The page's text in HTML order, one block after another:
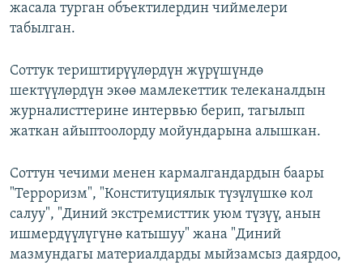
жасала турган объектилердин чиймелери
табылган.
Соттук териштирүүлөрдүн жүрүшүндө
шектүүлөрдүн экөө мамлекеттик телеканалдын
журналисттерине интервью берип, тагылып
жаткан айыптоолорду мойундарына алышкан.
Соттун чечими менен кармалгандардын баары
"Терроризм", "Конституциялык түзүлүшкө кол
салуу", "Диний экстремисттик уюм түзүү, анын
ишмердүүлүгүнө катышуу" жана "Диний
мазмундагы материалдарды мыйзамсыз даярдоо,